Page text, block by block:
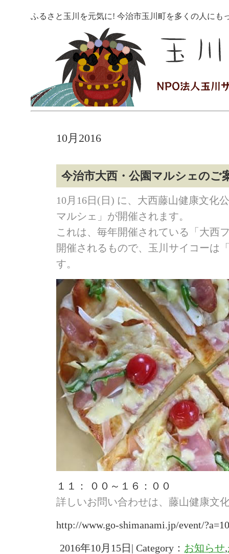
ふるさと玉川を元気に! 今治市玉川町を多くの人にも
10月2016
今治市大西・公園マルシェのご
10月16日(日) に、大西藤山健康文化
マルシェ」が開催されます。
これは、毎年開催されている「大西
開催されるもので、玉川サイコーは
す。
１１： ００～１６：００
詳しいお問い合わせは、藤山健康文
http://www.go-shimanami.jp/event/
2016年10月15日| Category： お知らせ,